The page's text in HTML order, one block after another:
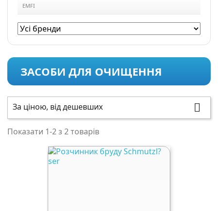
EMFI
ЗАСОБИ ДЛЯ ОЧИЩЕННЯ
За ціною, від дешевших 
Показати 1-2 з 2 товарів